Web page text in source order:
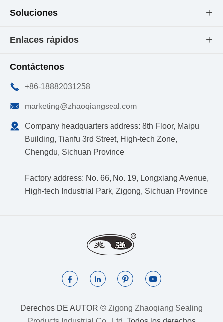
Soluciones 
Enlaces rápidos 
Contáctenos
 +86-18882031258
 marketing@zhaoqiangseal.com

Company headquarters address: 8th Floor, Maipu
Building, Tianfu 3rd Street, High-tech Zone,
Chengdu, Sichuan Province
Factory address: No. 66, No. 19, Longxiang Avenue,
High-tech Industrial Park, Zigong, Sichuan Province
   
Derechos DE AUTOR © Zigong Zhaoqiang Sealing